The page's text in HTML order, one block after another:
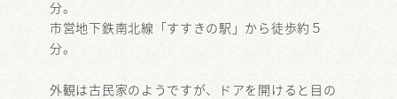
分。
市営地下鉄南北線「すすきの駅」から徒歩約５
分。
外観は古民家のようですが、ドアを開けると目の